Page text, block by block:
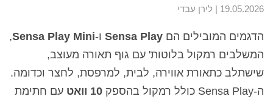
19.05.2026 | לירן עבדי
הדגמים המובילים הם Sensa Play ו-Sensa Play Mini
,
המשלבים רמקול בלוטות' עם גוף תאורה מעוצב,
שישתלב כתאורת אווירה, לבית, למרפסת, לחצר וכדומה.
ה-Sensa Play כולל רמקול בהספק
10 וואט
עם חתימת